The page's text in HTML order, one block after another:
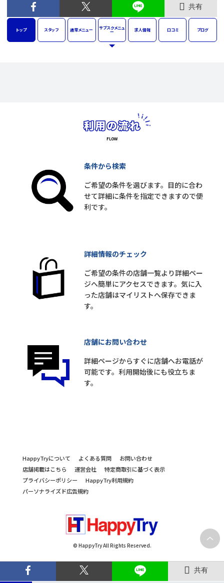
共有
トップ スタッフ 通常メニュー サブスクメニュ
ー 求人情報 口コミ ブログ
共有
条件から検索
ご希望の条件を選びます。目的に合わ
せて詳細に条件を指定できますので便
利です。
詳細情報のチェック
ご希望の条件の店舗一覧より詳細ペー
ジへ簡単にアクセスできます。気に入
った店舗はマイリストへ保存できま
す。
店舗にお問い合わせ
詳細ページからすぐに店舗へお電話が
可能です。利用開始後にも役立ちま
す。
HappyTryについて よくある質問
お問い合わせ
店舗掲載はこちら
運営会社
特定商取引に基づく表示
プライバシーポリシー
HappyTry利用規約
パーソナライズド広告規約
© HappyTry All Rights Reserved.